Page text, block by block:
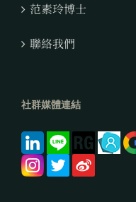
范素玲博士
聯絡我們
社群媒體連結